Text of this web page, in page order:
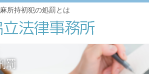
所持初犯の処罰とは
罰